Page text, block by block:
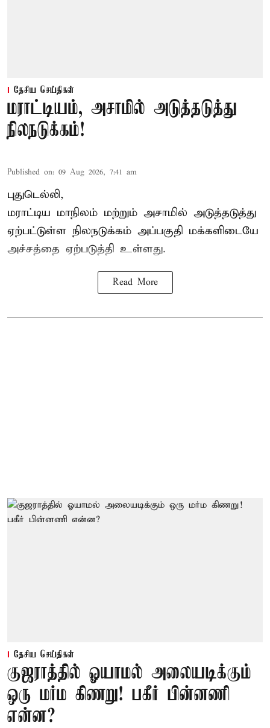
தேசிய செய்திகள்
மராட்டியம், அசாமில் அடுத்தடுத்து
நிலநடுக்கம்!
Published on: 09 Aug 2026, 7:41 am
புதுடெல்லி,
மராட்டிய மாநிலம் மற்றும் அசாமில் அடுத்தடுத்து
ஏற்பட்டுள்ள நிலநடுக்கம் அப்பகுதி மக்களிடையே
அச்சத்தை ஏற்படுத்தி உள்ளது.
Read More
தேசிய செய்திகள்
குஜராத்தில் ஓயாமல் அலையடிக்கும்
ஒரு மர்ம கிணறு! பகீர் பின்னணி
என்ன?